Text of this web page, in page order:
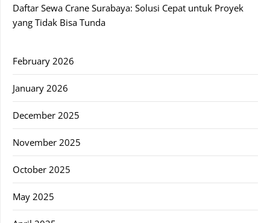
Daftar Sewa Crane Surabaya: Solusi Cepat untuk Proyek
yang Tidak Bisa Tunda
February 2026
January 2026
December 2025
November 2025
October 2025
May 2025